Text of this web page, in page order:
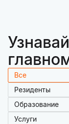
Все
Резиденты
Образование
Услуги